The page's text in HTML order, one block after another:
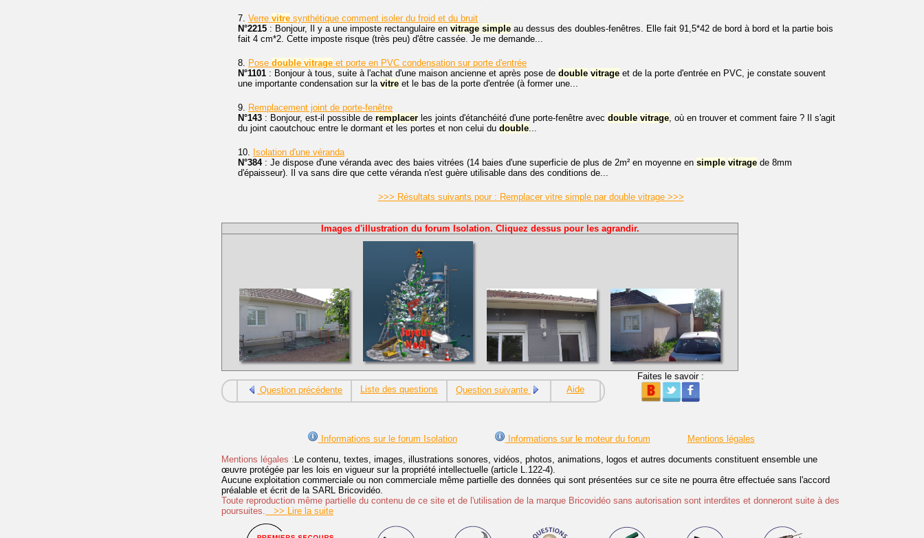
7. Verre vitre synthétique comment isoler du froid et du bruit
N°2215 : Bonjour, Il y a une imposte rectangulaire en vitrage simple au dessus des doubles-fenêtres. Elle fait 91,5*42 de bord à bord et la partie bois
fait 4 cm*2. Cette imposte risque (très peu) d'être cassée. Je me demande...
8. Pose double vitrage et porte en PVC condensation sur porte d'entrée
N°1101 : Bonjour à tous, suite à l'achat d'une maison ancienne et après pose de double vitrage et de la porte d'entrée en PVC, je constate souvent
une importante condensation sur la vitre et le bas de la porte d'entrée (à former une...
9. Remplacement joint de porte-fenêtre
N°143 : Bonjour, est-il possible de remplacer les joints d'étanchéité d'une porte-fenêtre avec double vitrage, où en trouver et comment faire ? Il s'agit
du joint caoutchouc entre le dormant et les portes et non celui du double...
10. Isolation d'une véranda
N°384: Je dispose d'une véranda avec des baies vitrées (14 baies d'une superficie de plus de 2m² en moyenne en simple vitrage de 8mm
d'épaisseur). Il va sans dire que cette véranda n'est guère utilisable dans des conditions de...
>>> Résultats suivants pour : Remplacer vitre simple par double vitrage >>>
Images d'illustration du forum Isolation. Cliquez dessus pour les agrandir.
Question précédente Liste des questions Question suivante Aide
Faites le savoir :
Informations sur le forum Isolation Informations sur le moteur du forum
Mentions légales
Mentions légales : Le contenu, textes, images, illustrations sonores, vidéos, photos, animations, logos et autres documents constituent ensemble une
œuvre protégée par les lois en vigueur sur la propriété intellectuelle (article L.122-4).
Aucune exploitation commerciale ou non commerciale même partielle des données qui sont présentées sur ce site ne pourra être effectuée sans l'accord
préalable et écrit de la SARL Bricovidéo.
Toute reproduction même partielle du contenu de ce site et de l'utilisation de la marque Bricovidéo sans autorisation sont interdites et donneront suite à des
poursuites. >> Lire la suite